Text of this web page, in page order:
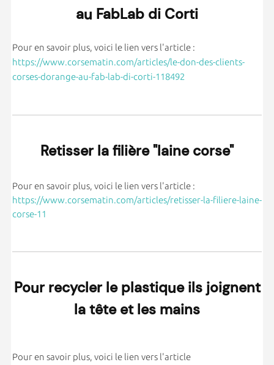
au FabLab di Corti
Pour en savoir plus, voici le lien vers l'article :
https://www.corsematin.com/articles/le-don-des-clients-
corses-dorange-au-fab-lab-di-corti-118492
Retisser la filière "laine corse"
Pour en savoir plus, voici le lien vers l'article :
https://www.corsematin.com/articles/retisser-la-filiere-laine-
corse-11
Pour recycler le plastique ils joignent
la tête et les mains
Pour en savoir plus, voici le lien vers l'article